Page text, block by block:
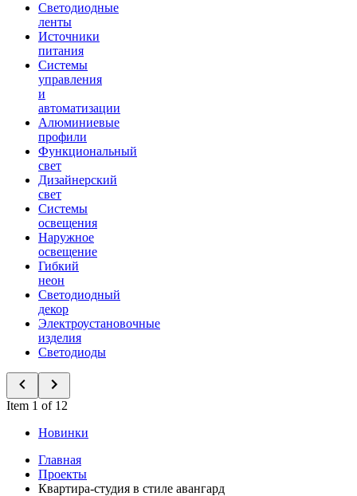
Светодиодные
ленты
Источники
питания
Системы
управления
и
автоматизации
Алюминиевые
профили
Функциональный
свет
Дизайнерский
свет
Системы
освещения
Наружное
освещение
Гибкий
неон
Светодиодный
декор
Электроустановочные
изделия
Светодиоды
Item 1 of 12
Новинки
Главная
Проекты
Квартира-студия в стиле авангард